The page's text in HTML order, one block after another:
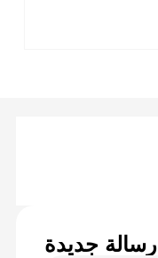
رسالة جديدة